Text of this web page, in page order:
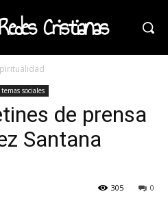
Cristianas
temas sociales
de prensa
Santana
0
305